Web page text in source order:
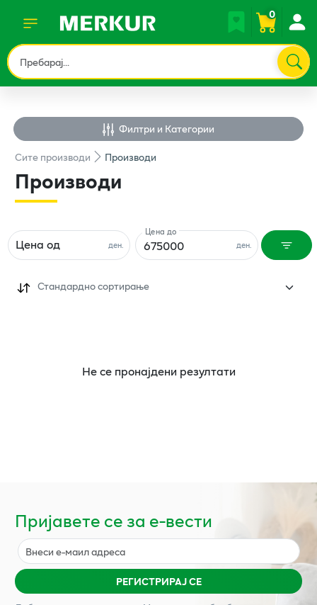
0
Филтри и Категории
Ситепроизводи Производи
Производи
ден.
Цена од ден.
Цена до
Стандардно сортирање
Не се пронајдени резултати
Пријавете се за е-вести
РЕГИСТРИРАЈ СЕ